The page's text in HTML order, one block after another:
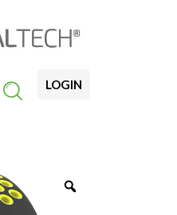
LOGIN